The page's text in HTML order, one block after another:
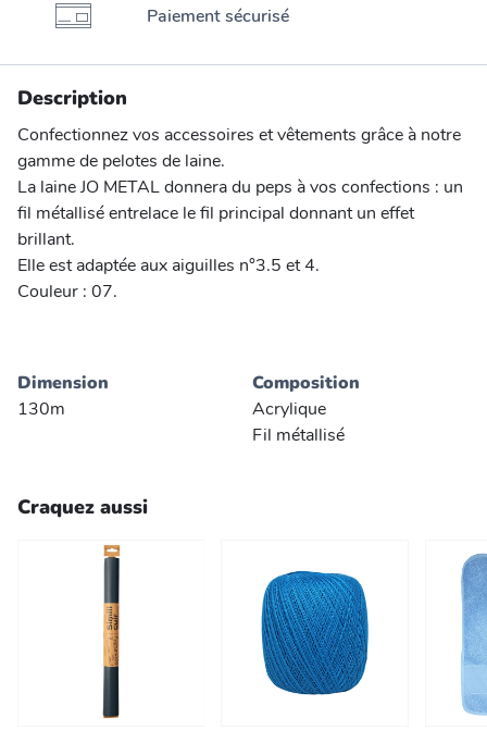
Paiement sécurisé
Description
Confectionnez vos accessoires et vêtements grâce à notre
gamme de pelotes de laine.
La laine JO METAL donnera du peps à vos confections : un
fil métallisé entrelace le fil principal donnant un effet
brillant.
Elle est adaptée aux aiguilles n°3.5 et 4.
Couleur : 07.
Dimension
130m
Composition
Acrylique
Fil métallisé
Craquez aussi